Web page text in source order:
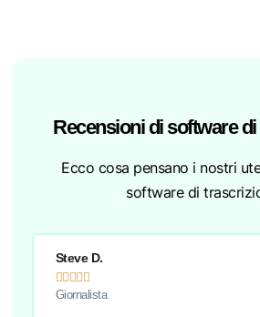
Recensioni di software
Ecco cosa pensano i nostri
software di
Steve D.
  
Giornalista